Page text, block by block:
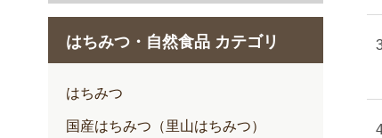
2月
3月
はちみつ・自然食品 カテゴリ
はちみつ
国産はちみつ（里山はちみつ）